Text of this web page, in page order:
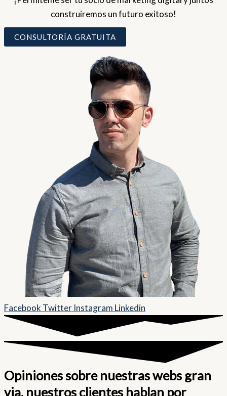
construiremos un futuro exitoso!
CONSULTORÍA GRATUITA
Facebook Twitter Instagram Linkedin
Opiniones sobre nuestras webs gran
via, nuestros clientes hablan por